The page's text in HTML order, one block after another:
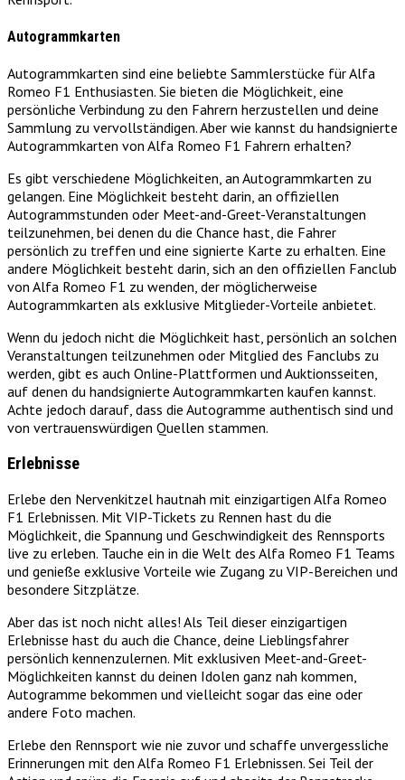
Autogrammkarten
Autogrammkarten sind eine beliebte Sammlerstücke für Alfa
Romeo F1 Enthusiasten. Sie bieten die Möglichkeit, eine
persönliche Verbindung zu den Fahrern herzustellen und deine
Sammlung zu vervollständigen. Aber wie kannst du handsignierte
Autogrammkarten von Alfa Romeo F1 Fahrern erhalten?
Es gibt verschiedene Möglichkeiten, an Autogrammkarten zu
gelangen. Eine Möglichkeit besteht darin, an offiziellen
Autogrammstunden oder Meet-and-Greet-Veranstaltungen
teilzunehmen, bei denen du die Chance hast, die Fahrer
persönlich zu treffen und eine signierte Karte zu erhalten. Eine
andere Möglichkeit besteht darin, sich an den offiziellen Fanclub
von Alfa Romeo F1 zu wenden, der möglicherweise
Autogrammkarten als exklusive Mitglieder-Vorteile anbietet.
Wenn du jedoch nicht die Möglichkeit hast, persönlich an solchen
Veranstaltungen teilzunehmen oder Mitglied des Fanclubs zu
werden, gibt es auch Online-Plattformen und Auktionsseiten,
auf denen du handsignierte Autogrammkarten kaufen kannst.
Achte jedoch darauf, dass die Autogramme authentisch sind und
von vertrauenswürdigen Quellen stammen.
Erlebnisse
Erlebe den Nervenkitzel hautnah mit einzigartigen Alfa Romeo
F1 Erlebnissen. Mit VIP-Tickets zu Rennen hast du die
Möglichkeit, die Spannung und Geschwindigkeit des Rennsports
live zu erleben. Tauche ein in die Welt des Alfa Romeo F1 Teams
und genieße exklusive Vorteile wie Zugang zu VIP-Bereichen und
besondere Sitzplätze.
Aber das ist noch nicht alles! Als Teil dieser einzigartigen
Erlebnisse hast du auch die Chance, deine Lieblingsfahrer
persönlich kennenzulernen. Mit exklusiven Meet-and-Greet-
Möglichkeiten kannst du deinen Idolen ganz nah kommen,
Autogramme bekommen und vielleicht sogar das eine oder
andere Foto machen.
Erlebe den Rennsport wie nie zuvor und schaffe unvergessliche
Erinnerungen mit den Alfa Romeo F1 Erlebnissen. Sei Teil der